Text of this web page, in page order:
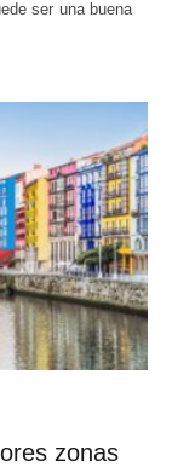
ser una buena
zonas